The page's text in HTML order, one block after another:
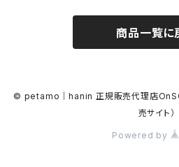
商品一覧に
© petamo｜hanin 正規販売代理店
売サイト）
Powered by